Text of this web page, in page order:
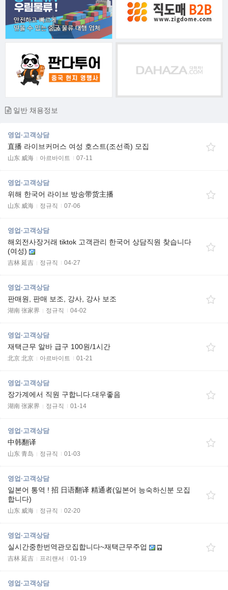
일반 채용정보
영업·고객상담
直播 라이브커머스 여성 호스트(조선족) 모집
山东 威海 아르바이트 07-11
영업·고객상담
위해 한국어 라이브 방송带货主播
山东 威海 정규직 07-06
영업·고객상담
해외전사장거래 tiktok 고객관리 한국어 상담직원 찾습니다
(여성)
吉林 延吉 정규직 04-27
영업·고객상담
판매원, 판매 보조, 강사, 강사 보조
湖南 张家界 정규직 04-02
영업·고객상담
재택근무 알바 급구 100원/1시간
北京 北京 아르바이트 01-21
영업·고객상담
장가계에서 직원 구합니다.대우좋음
湖南 张家界 정규직 01-14
영업·고객상담
中韩翻译
山东 青岛 정규직 01-03
영업·고객상담
일본어 통역 ! 招 日语翻译 精通者(일본어 능숙하신분 모집
합니다)
山东 威海 정규직 02-20
영업·고객상담
실시간중한번역관모집합니다~재택근무주업
吉林 延吉 프리랜서 01-19
영업·고객상담